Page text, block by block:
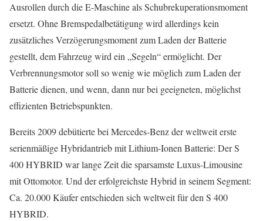
Ausrollen durch die E-Maschine als Schubrekuperationsmoment
ersetzt. Ohne Bremspedalbetätigung wird allerdings kein
zusätzliches Verzögerungsmoment zum Laden der Batterie
gestellt, dem Fahrzeug wird ein „Segeln“ ermöglicht. Der
Verbrennungsmotor soll so wenig wie möglich zum Laden der
Batterie dienen, und wenn, dann nur bei geeigneten, möglichst
effizienten Betriebspunkten.
Bereits 2009 debütierte bei Mercedes-Benz der weltweit erste
serienmäßige Hybridantrieb mit Lithium-Ionen Batterie: Der S
400 HYBRID war lange Zeit die sparsamste Luxus-Limousine
mit Ottomotor. Und der erfolgreichste Hybrid in seinem Segment:
Ca. 20.000 Käufer entschieden sich weltweit für den S 400
HYBRID.